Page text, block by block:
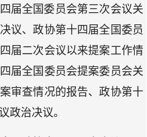
届全国委员会第三次会议关
议、政协第十四届全国委员
届二次会议以来提案工作情
届全国委员会提案委员会关
审查情况的报告、政协第十
政治决议。